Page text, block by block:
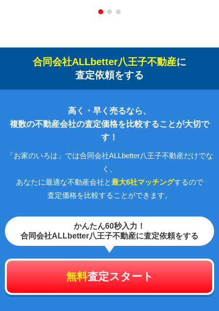
合同会社ALLbetter八王子不動産に
査定依頼をする
高く・早く売るなら、
複数の不動産会社の査定価格を比較することが大切で
す！
「お家のいろは」では合同会社ALLbetter八王子不動産だけでな
く、
あなたに最適な不動産会社と最大6社マッチングするので
査定価格を比較することができます。
かんたん60秒入力！
合同会社ALLbetter八王子不動産に査定依頼をする
無料査定スタート